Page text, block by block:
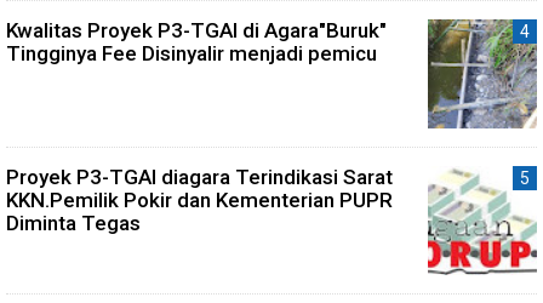
Kwalitas Proyek P3-TGAI di Agara"Buruk"
Tingginya Fee Disinyalir menjadi pemicu
Proyek P3-TGAI diagara Terindikasi Sarat
KKN.Pemilik Pokir dan Kementerian PUPR
Diminta Tegas